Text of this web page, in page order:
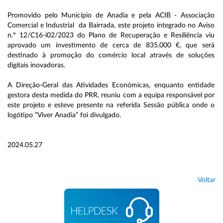
Promovido pelo Município de Anadia e pela ACIB - Associação
Comercial e Industrial da Bairrada, este projeto integrado no Aviso
n.º 12/C16-i02/2023 do Plano de Recuperação e Resiliência viu
aprovado um investimento de cerca de 835.000 €, que será
destinado à promoção do comércio local através de soluções
digitais inovadoras.
A Direção-Geral das Atividades Económicas, enquanto entidade
gestora desta medida do PRR, reuniu com a equipa responsável por
este projeto e esteve presente na referida Sessão pública onde o
logótipo “Viver Anadia” foi divulgado.
2024.05.27
Voltar